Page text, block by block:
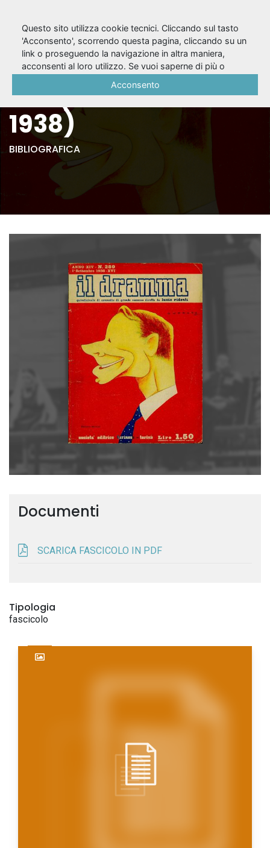
Il Dramma, A. XIV, n.
289 (1° settembre
1938)
BIBLIOGRAFICA
Documenti
SCARICA FASCICOLO IN PDF
Tipologia
fascicolo
Questo sito utilizza cookie tecnici. Cliccando sul tasto
'Acconsento', scorrendo questa pagina, cliccando su un
link o proseguendo la navigazione in altra maniera,
acconsenti al loro utilizzo. Se vuoi saperne di più o
Acconsento